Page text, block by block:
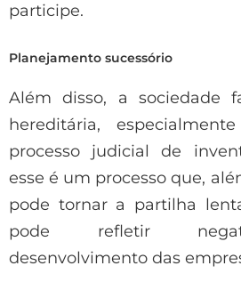
participe.
Planejamento sucessório
Além disso, a sociedade
hereditária,
processo judicial de
esse é um processo que,
pode tornar a partilha
pode refletir
desenvolvimento das